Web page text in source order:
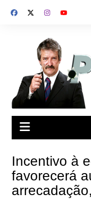
para
Incentivo à
favorecerá